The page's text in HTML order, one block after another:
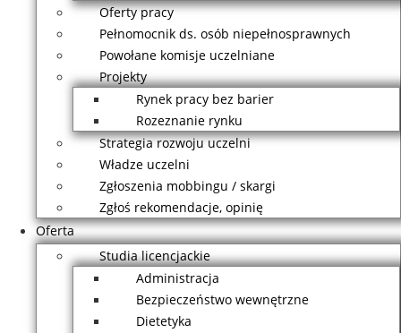
Oferty pracy
Pełnomocnik ds. osób niepełnosprawnych
Powołane komisje uczelniane
Projekty
Rynek pracy bez barier
Rozeznanie rynku
Strategia rozwoju uczelni
Władze uczelni
Zgłoszenia mobbingu / skargi
Zgłoś rekomendacje, opinię
Oferta
Studia licencjackie
Administracja
Bezpieczeństwo wewnętrzne
Dietetyka